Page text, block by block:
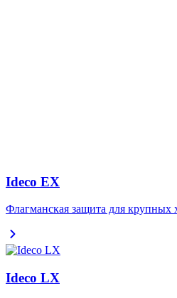
Ideco EX
Флагманская защита для крупных
Ideco LX